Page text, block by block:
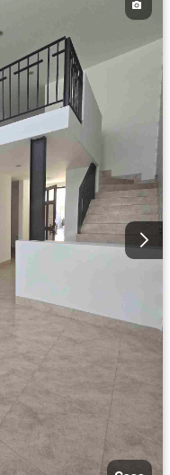
Caseta de vigilancia